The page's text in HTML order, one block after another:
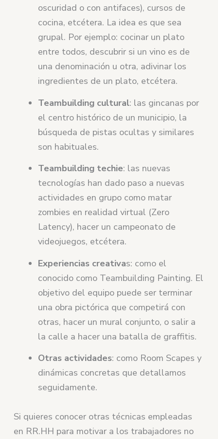
oscuridad o con antifaces), cursos de
cocina, etcétera. La idea es que sea
grupal. Por ejemplo: cocinar un plato
entre todos, descubrir si un vino es de
una denominación u otra, adivinar los
ingredientes de un plato, etcétera.
Teambuilding cultural: las gincanas por
el centro histórico de un municipio, la
búsqueda de pistas ocultas y similares
son habituales.
Teambuilding techie: las nuevas
tecnologías han dado paso a nuevas
actividades en grupo como matar
zombies en realidad virtual (Zero
Latency), hacer un campeonato de
videojuegos, etcétera.
Experiencias creativas: como el
conocido como Teambuilding Painting. El
objetivo del equipo puede ser terminar
una obra pictórica que competirá con
otras, hacer un mural conjunto, o salir a
la calle a hacer una batalla de graffitis.
Otras actividades: como Room Scapes y
dinámicas concretas que detallamos
seguidamente.
Si quieres conocer otras técnicas empleadas
en RR.HH para motivar a los trabajadores no